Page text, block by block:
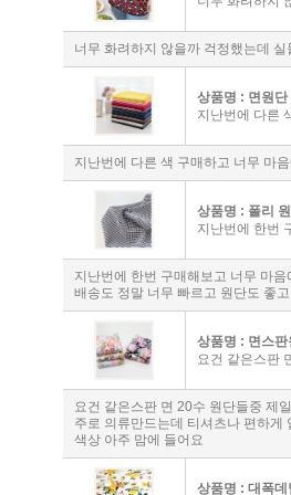
너무 화려하지 않을까 걱정했는데
상품명 : 면원
지난번에 다른
지난번에 다른 색 구매하고 너무 마
상품명 : 폴리
지난번에 한번
지난번에 한번 구매해보고 너무 마
배송도 정말 너무 빠르고 원단도 좋
상품명 : 면스
요건 같은스판
요건 같은스판 면 20수 원단들중 제
주로 의류만드는데 티셔츠나 편하게
색상 아주 맘에 들어요
상품명 : 대폭